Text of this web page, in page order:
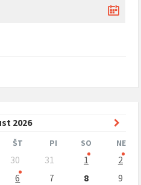
2026
ŠT PI SO NE
30 31 1
2
6 7 8
9